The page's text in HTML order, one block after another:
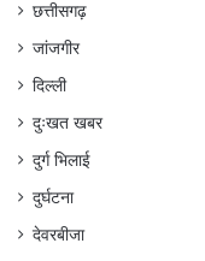
छत्तीसगढ़
जांजगीर
दिल्ली
दुःखत खबर
दुर्ग भिलाई
दुर्घटना
देवरबीजा